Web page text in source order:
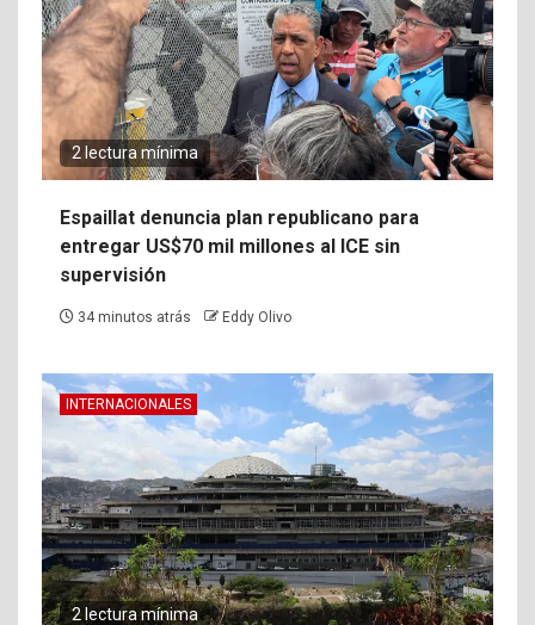
2 lectura mínima
Espaillat denuncia plan republicano para
entregar US$70 mil millones al ICE sin
supervisión
34 minutos atrás Eddy Olivo
INTERNACIONALES
2 lectura mínima